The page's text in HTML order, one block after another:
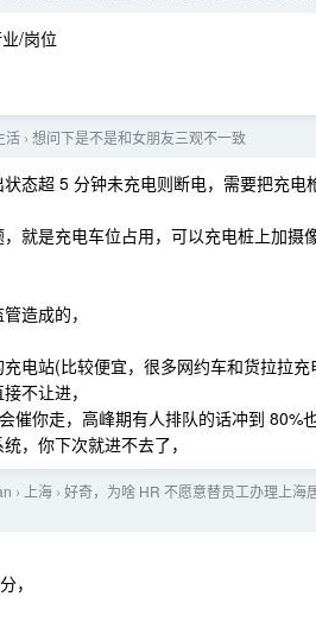
/岗位
活 › 想问下是不是和女朋友三观不一致
态超 5 分钟未充电则断电，需要把充电
就是充电车位占用，可以充电桩上加
造成的，
电站(比较便宜，很多网约车和货拉拉充
不让进，
催你走，高峰期有人排队的话冲到 80%
，你下次就进不去了，
› 上海 › 好奇，为啥 HR 不愿意替员工办理上海
，